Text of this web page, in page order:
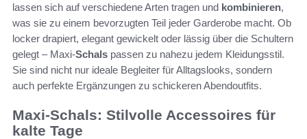
lassen sich auf verschiedene Arten tragen und kombinieren,
was sie zu einem bevorzugten Teil jeder Garderobe macht. Ob
locker drapiert, elegant gewickelt oder lässig über die Schultern
gelegt – Maxi-Schals passen zu nahezu jedem Kleidungsstil.
Sie sind nicht nur ideale Begleiter für Alltagslooks, sondern
auch perfekte Ergänzungen zu schickeren Abendoutfits.
Maxi-Schals: Stilvolle Accessoires für
kalte Tage